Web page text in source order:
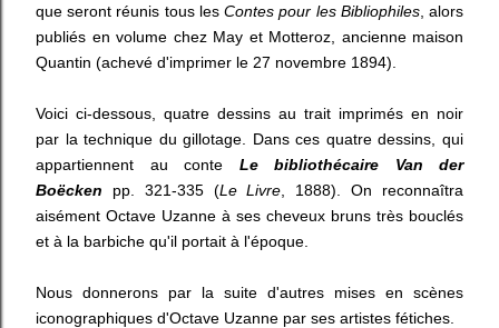
que seront réunis tous lesContes pour les Bibliophiles, alors
publiés en volume chez May et Motteroz, ancienne maison
Quantin (achevé d'imprimer le 27 novembre 1894).
Voici ci-dessous, quatre dessins au trait imprimés en noir
par la technique du gillotage. Dans ces quatre dessins, qui
appartiennent au conte Le bibliothécaire Van der
Boëcken pp. 321-335 (Le Livre , 1888). On reconnaîtra
aisément Octave Uzanne à ses cheveux bruns très bouclés
et à la barbiche qu'il portait à l'époque.
Nous donnerons par la suite d'autres mises en scènes
iconographiques d'Octave Uzanne par ses artistes fétiches.